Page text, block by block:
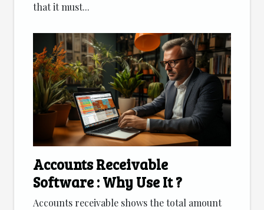
that it must...
Accounts Receivable
Software : Why Use It ?
Accounts receivable shows the total amount